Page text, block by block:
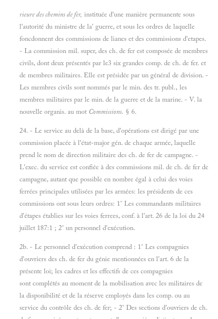
rieure des chemins de fer, instituée d'une manière permanente sous
l'autorité du ministre de la' guerre, et sous les ordres de laquelle
foncdonnent des commissions de lianes et des commissions d'etapes.
- La commission mil. super, des ch. de fer est composée de membres
civils, dont deux présentés par le3 six grandes comp. de ch. de fer. et
de membres militaires. Elle est présidée par un général de division. -
Les membres civils sont nommés par le min. des tr. publ., les
membres militaires par le min. de la guerre et de la marine. - V. la
nouvelle organis. au mot Commissions. § 6.
24. - Le service au delà de la base, d'opérations est dirigé par une
commission placée à l'état-major gén. de chaque armée, laquelle
prend le nom de direction militaire des ch. de fer de campagne. -
L'exec. du service est confiée à des commissions mil. de ch. de fer de
campagne, autant que possible en nombre égal à celui des voies
ferrées principales utilisées par les armées: les présidents de ces
commissions ont sous leurs ordres: 1° Les commandants militaires
d'étapes établies sur les voies ferrees, conf. à l'art. 26 de la loi du 24
juillet 187:1 ; 2° un personnel d'exécution.
2b. - Le personnel d'exécution comprend : 1° Les compagnies
d'ouvriers des ch. de fer du génie mentionnées en l'art. 6 de la
présente loi; les cadres et les effectifs de ces compagnies
sont complétés au moment de la mobilisation avec les militaires de
la disponibilité et de la réserve employés dans les comp. ou au
service du contrôle des ch. de fer; - 2° Des sections d'ouvriers de ch.